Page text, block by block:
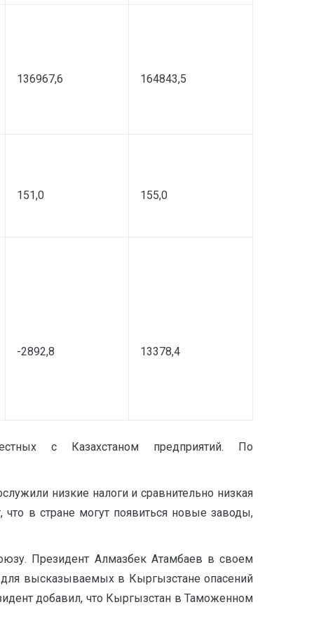
136967,6 164843,5
151,0 155,0
-2892,8 13378,4
с Казахстаном предприятий. По
низкие налоги и сравнительно низкая
в стране могут появиться новые заводы,
Президент Алмазбек Атамбаев в своем
высказываемых в Кыргызстане опасений
добавил, что Кыргызстан в Таможенном